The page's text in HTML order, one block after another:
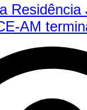
Residência
AM